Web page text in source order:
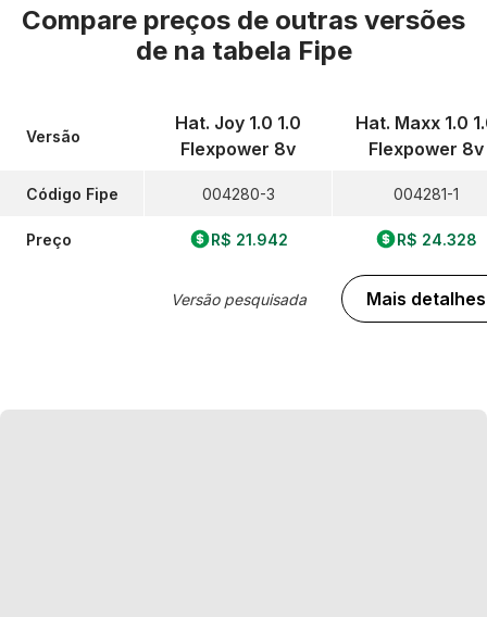
Compare preços de outras versões
de na tabela Fipe
Versão
Código Fipe
Preço
Hat. Joy 1.0 1.0
Flexpower 8v
004280-3
R$ 21.942
Versão pesquisada
Hat. Maxx 1.0
Flexpower 8v
004281-1
R$ 24.328
Mais detalhes